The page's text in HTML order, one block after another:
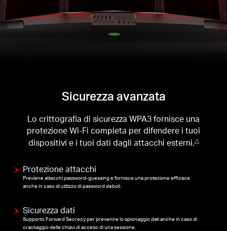
Sicurezza avanzata
Lo crittografia di sicurezza WPA3 fornisce una
protezione Wi-Fi completa per difendere i tuoi
dispositivi e i tuoi dati dagli attacchi esterni.△
Protezione attacchi
Previene attacchi password-guessing e fornisce una protezione efficace
anche in caso di utilizzo di password deboli.
Sicurezza dati
Supporto Forward Secrecy per prevenire lo spionaggio dati anche in caso di
crackaggio delle chiavi di acceso di una sessione.